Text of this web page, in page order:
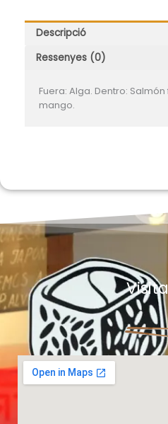
Descripció
Ressenyes (0)
Fuera: Alga. Dentro:
mango.